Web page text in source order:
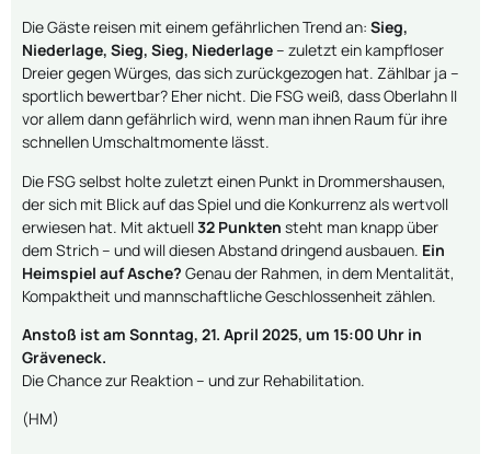
Die Gäste reisen mit einem gefährlichen Trend an: Sieg,
Niederlage, Sieg, Sieg, Niederlage– zuletzt ein kampfloser
Dreier gegen Würges, das sich zurückgezogen hat. Zählbar ja –
sportlich bewertbar? Eher nicht. Die FSG weiß, dass Oberlahn II
vor allem dann gefährlich wird, wenn man ihnen Raum für ihre
schnellen Umschaltmomente lässt.
Die FSG selbst holte zuletzt einen Punkt in Drommershausen,
der sich mit Blick auf das Spiel und die Konkurrenz als wertvoll
erwiesen hat. Mit aktuell32 Punkten steht man knapp über
dem Strich – und will diesen Abstand dringend ausbauen. Ein
Heimspiel auf Asche? Genau der Rahmen, in dem Mentalität,
Kompaktheit und mannschaftliche Geschlossenheit zählen.
Anstoß ist am Sonntag, 21. April 2025, um 15:00 Uhr in
Gräveneck.
Die Chance zur Reaktion – und zur Rehabilitation.
(HM)